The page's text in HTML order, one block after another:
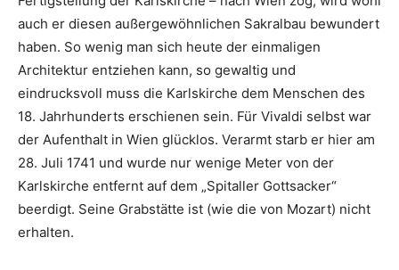
auch er diesen außergewöhnlichen Sakralbau bewundert
haben. So wenig man sich heute der einmaligen
Architektur entziehen kann, so gewaltig und
eindrucksvoll muss die Karlskirche dem Menschen des
18. Jahrhunderts erschienen sein. Für Vivaldi selbst war
der Aufenthalt in Wien glücklos. Verarmt starb er hier am
28. Juli 1741 und wurde nur wenige Meter von der
Karlskirche entfernt auf dem „Spitaller Gottsacker“
beerdigt. Seine Grabstätte ist (wie die von Mozart) nicht
erhalten.